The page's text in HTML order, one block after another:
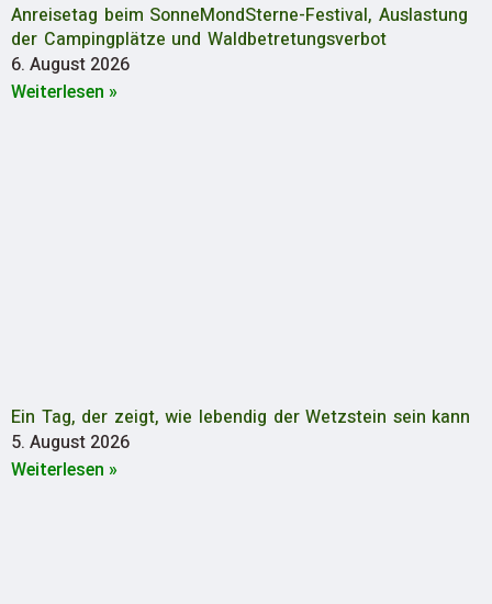
Anreisetag beim SonneMondSterne-Festival, Auslastung
der Campingplätze und Waldbetretungsverbot
6. August 2026
Weiterlesen »
Ein Tag, der zeigt, wie lebendig der Wetzstein sein kann
5. August 2026
Weiterlesen »